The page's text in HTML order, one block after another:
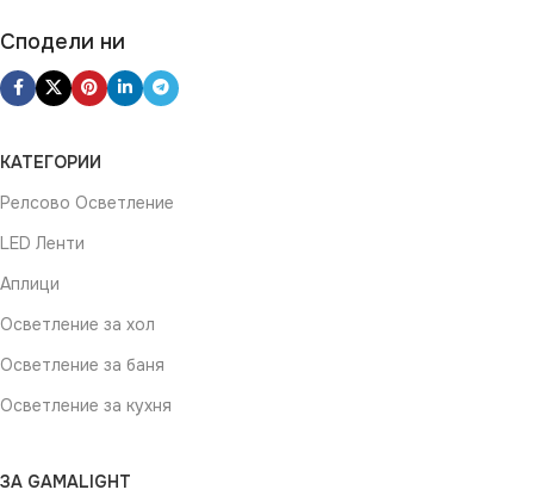
ФОРМА Кръг
Сподели ни
КАТЕГОРИИ
Релсово Осветление
LED Ленти
Аплици
Осветление за хол
Осветление за баня
Осветление за кухня
ЗА GAMALIGHT